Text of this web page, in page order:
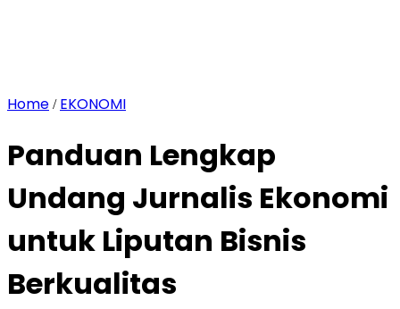
Home / EKONOMI
Panduan Lengkap
Undang Jurnalis Ekonomi
untuk Liputan Bisnis
Berkualitas